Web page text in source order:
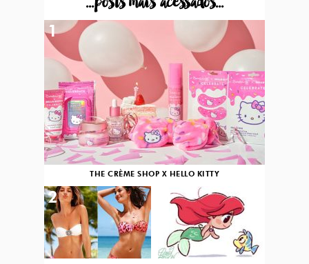
THE CRÈME SHOP X HELLO KITTY
1
2 3